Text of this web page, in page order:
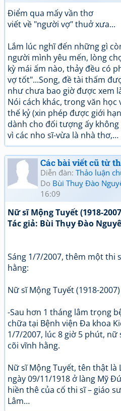
Điểm qua mấy vần thơ
viết về "người vợ" thuở xưa...
Lắm lúc nghĩ đến những gì
người mình yêu mến, lòng
kỳ mái ấm nào, thảy đều có
vợ tốt"...Song, đề tài thấm
như chưa bao giờ được xem
Nói cách khác, trong văn học
thế kỷ (xin phép được giới
dành cho đối tượng ấy
vì các nho sĩ-vừa là nhà thơ,…
Các bài viết cũ từ
Diễn đàn: Thảo luận
Do Bùi Thuỵ Đào
16:09
Nữ sĩ Mộng Tuyết (1918-
Tác giả: Bùi Thụy Đào
Sáng 1/7/2007, thêm một thi
hằng:
Nữ sĩ Mộng Tuyết (1918-2007)
-Sau hơn 1 tháng lâm trọng
chữa tại Bệnh viện Đa khoa
1/7/2007, lúc 8 giờ 5 phút, nữ
cõi vĩnh hằng.
Nữ sĩ Mộng Tuyết, tên thật là
ngày 09/11/1918 ở làng Mỹ
hiền thê của cố thi sĩ – giáo
Lâm…